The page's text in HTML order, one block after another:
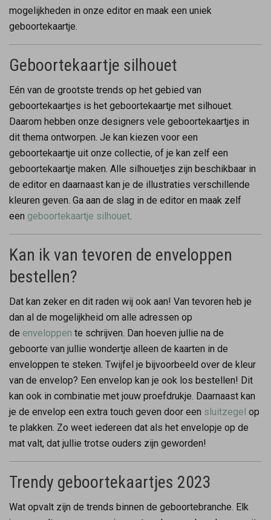
mogelijkheden in onze editor en maak een uniek
geboortekaartje.
Geboortekaartje silhouet
Eén van de grootste trends op het gebied van
geboortekaartjes is het geboortekaartje met silhouet.
Daarom hebben onze designers vele geboortekaartjes in
dit thema ontworpen. Je kan kiezen voor een
geboortekaartje uit onze collectie, of je kan zelf een
geboortekaartje maken. Alle silhouetjes zijn beschikbaar in
de editor en daarnaast kan je de illustraties verschillende
kleuren geven. Ga aan de slag in de editor en maak zelf
een geboortekaartje silhouet
Kan ik van tevoren de enveloppen
bestellen?
Dat kan zeker en dit raden wij ook aan! Van tevoren heb je
dan al de mogelijkheid om alle adressen op
de enveloppen te schrijven. Dan hoeven jullie na de
geboorte van jullie wondertje alleen de kaarten in de
enveloppen te steken. Twijfel je bijvoorbeeld over de kleur
van de envelop? Een envelop kan je ook los bestellen! Dit
kan ook in combinatie met jouw proefdrukje. Daarnaast kan
je de envelop een extra touch geven door een sluitzegel op
te plakken. Zo weet iedereen dat als het envelopje op de
mat valt, dat jullie trotse ouders zijn geworden!
Trendy geboortekaartjes 2023
Wat opvalt zijn de trends binnen de geboortebranche. Elk